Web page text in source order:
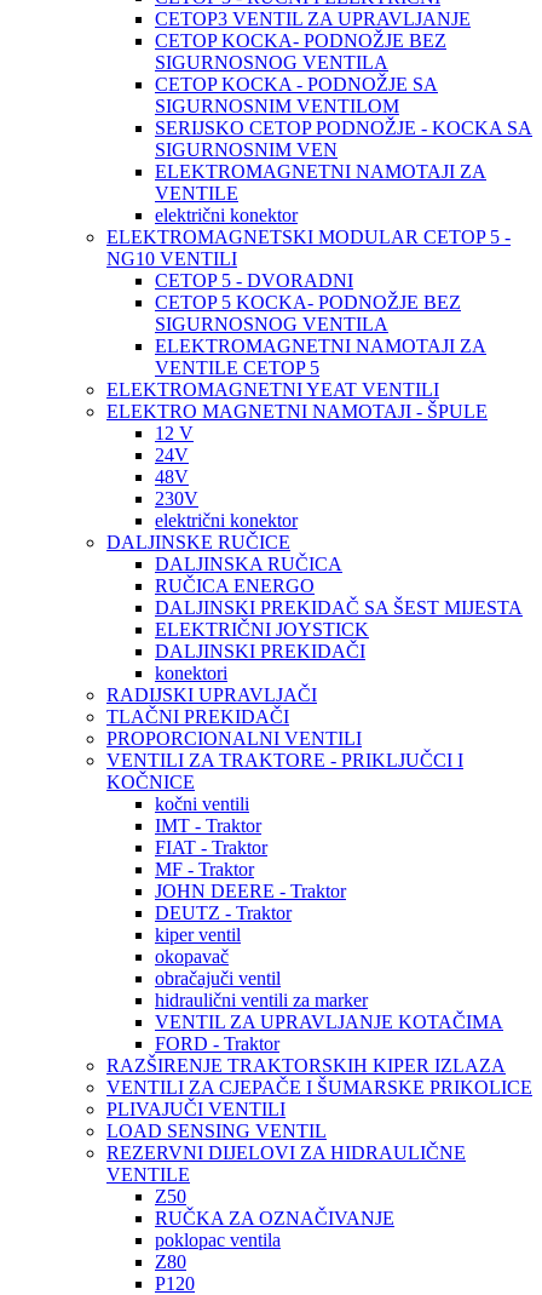
CETOP3 VENTIL ZA UPRAVLJANJE
CETOP KOCKA- PODNOŽJE BEZ
SIGURNOSNOG VENTILA
CETOP KOCKA - PODNOŽJE SA
SIGURNOSNIM VENTILOM
SERIJSKO CETOP PODNOŽJE - KOCKA SA
SIGURNOSNIM VEN
ELEKTROMAGNETNI NAMOTAJI ZA
VENTILE
električni konektor
ELEKTROMAGNETSKI MODULAR CETOP 5 -
NG10 VENTILI
CETOP 5 - DVORADNI
CETOP 5 KOCKA- PODNOŽJE BEZ
SIGURNOSNOG VENTILA
ELEKTROMAGNETNI NAMOTAJI ZA
VENTILE CETOP 5
ELEKTROMAGNETNI YEAT VENTILI
ELEKTRO MAGNETNI NAMOTAJI - ŠPULE
12 V
24V
48V
230V
električni konektor
DALJINSKE RUČICE
DALJINSKA RUČICA
RUČICA ENERGO
DALJINSKI PREKIDAČ SA ŠEST MIJESTA
ELEKTRIČNI JOYSTICK
DALJINSKI PREKIDAČI
konektori
RADIJSKI UPRAVLJAČI
TLAČNI PREKIDAČI
PROPORCIONALNI VENTILI
VENTILI ZA TRAKTORE - PRIKLJUČCI I
KOČNICE
kočni ventili
IMT - Traktor
FIAT - Traktor
MF - Traktor
JOHN DEERE - Traktor
DEUTZ - Traktor
kiper ventil
okopavač
obračajuči ventil
hidraulični ventili za marker
VENTIL ZA UPRAVLJANJE KOTAČIMA
FORD - Traktor
RAZŠIRENJE TRAKTORSKIH KIPER IZLAZA
VENTILI ZA CJEPAČE I ŠUMARSKE PRIKOLICE
PLIVAJUČI VENTILI
LOAD SENSING VENTIL
REZERVNI DIJELOVI ZA HIDRAULIČNE
VENTILE
Z50
RUČKA ZA OZNAČIVANJE
poklopac ventila
Z80
P120